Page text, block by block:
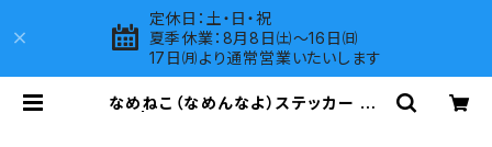
定休日：土・日・祝
夏季休業：8月8日㈯～16日㈰
17日㈪より通常営業いたいします
なめねこ（なめんなよ）ステッカー A-